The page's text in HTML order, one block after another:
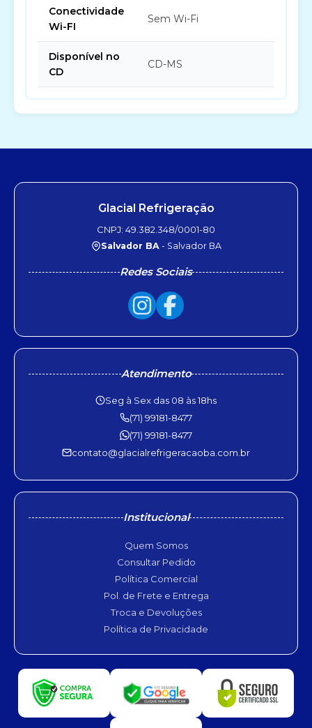
Conectividade
Wi-FI
Sem Wi-Fi
Disponível no
CD
CD-MS
Glacial Refrigeração
CNPJ: 49.382.348/0001-80
Salvador BA- Salvador BA
Redes Sociais
Atendimento
Seg à Sex das 08 às 18hs
(71) 99181-8477
(71) 99181-8477
contato@glacialrefrigeracaoba.com.br
Institucional
Quem Somos
Consultar Pedido
Política Comercial
Pol. de Frete e Entrega
Troca e Devoluções
Política de Privacidade